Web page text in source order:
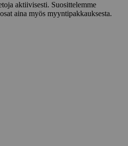
aktiivisesti. Suosittelemme
aina myös myyntipakkauksesta.